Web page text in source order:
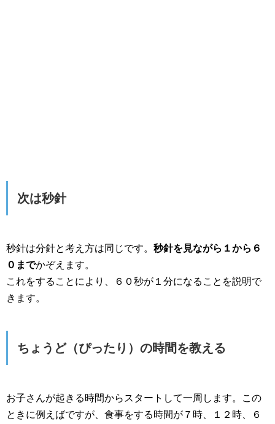
次は秒針
秒針は分針と考え方は同じです。 秒針を見ながら１から６
０までかぞえます。
これをすることにより、６０秒が１分になることを説明で
きます。
ちょうど（ぴったり）の時間を教える
お子さんが起きる時間からスタートして一周します。この
ときに例えばですが、食事をする時間が７時、１２時、６